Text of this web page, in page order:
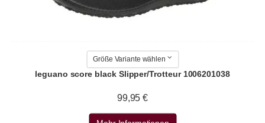
Größe Variante wählen
leguano score black Slipper/Trotteur 1006201038
99,95 €